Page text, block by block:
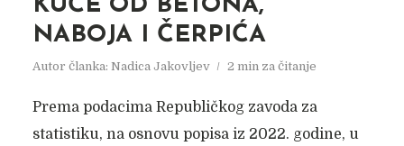
KUĆE OD BETONA,
NABOJA I ČERPIĆA
Autor članka: Nadica Jakovljev 2 min za čitanje
Prema podacima Republičkog zavoda za
statistiku, na osnovu popisa iz 2022. godine, u